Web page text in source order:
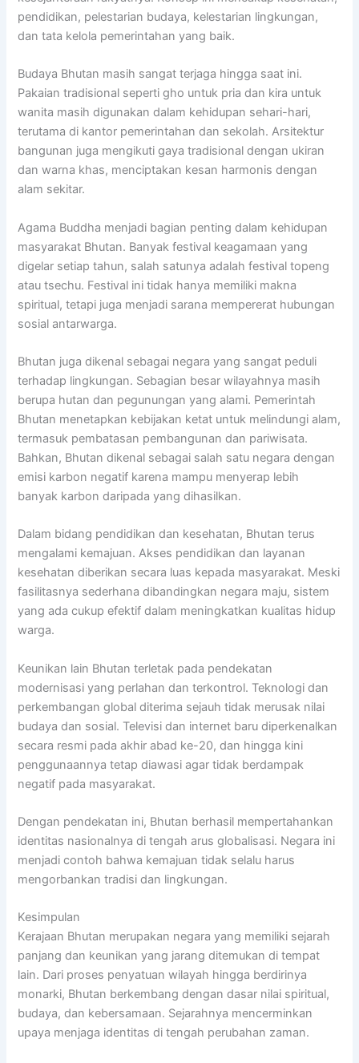
pendidikan, pelestarian budaya, kelestarian lingkungan,
dan tata kelola pemerintahan yang baik.
Budaya Bhutan masih sangat terjaga hingga saat ini.
Pakaian tradisional seperti gho untuk pria dan kira untuk
wanita masih digunakan dalam kehidupan sehari-hari,
terutama di kantor pemerintahan dan sekolah. Arsitektur
bangunan juga mengikuti gaya tradisional dengan ukiran
dan warna khas, menciptakan kesan harmonis dengan
alam sekitar.
Agama Buddha menjadi bagian penting dalam kehidupan
masyarakat Bhutan. Banyak festival keagamaan yang
digelar setiap tahun, salah satunya adalah festival topeng
atau tsechu. Festival ini tidak hanya memiliki makna
spiritual, tetapi juga menjadi sarana mempererat hubungan
sosial antarwarga.
Bhutan juga dikenal sebagai negara yang sangat peduli
terhadap lingkungan. Sebagian besar wilayahnya masih
berupa hutan dan pegunungan yang alami. Pemerintah
Bhutan menetapkan kebijakan ketat untuk melindungi alam,
termasuk pembatasan pembangunan dan pariwisata.
Bahkan, Bhutan dikenal sebagai salah satu negara dengan
emisi karbon negatif karena mampu menyerap lebih
banyak karbon daripada yang dihasilkan.
Dalam bidang pendidikan dan kesehatan, Bhutan terus
mengalami kemajuan. Akses pendidikan dan layanan
kesehatan diberikan secara luas kepada masyarakat. Meski
fasilitasnya sederhana dibandingkan negara maju, sistem
yang ada cukup efektif dalam meningkatkan kualitas hidup
warga.
Keunikan lain Bhutan terletak pada pendekatan
modernisasi yang perlahan dan terkontrol. Teknologi dan
perkembangan global diterima sejauh tidak merusak nilai
budaya dan sosial. Televisi dan internet baru diperkenalkan
secara resmi pada akhir abad ke-20, dan hingga kini
penggunaannya tetap diawasi agar tidak berdampak
negatif pada masyarakat.
Dengan pendekatan ini, Bhutan berhasil mempertahankan
identitas nasionalnya di tengah arus globalisasi. Negara ini
menjadi contoh bahwa kemajuan tidak selalu harus
mengorbankan tradisi dan lingkungan.
Kesimpulan
Kerajaan Bhutan merupakan negara yang memiliki sejarah
panjang dan keunikan yang jarang ditemukan di tempat
lain. Dari proses penyatuan wilayah hingga berdirinya
monarki, Bhutan berkembang dengan dasar nilai spiritual,
budaya, dan kebersamaan. Sejarahnya mencerminkan
upaya menjaga identitas di tengah perubahan zaman.